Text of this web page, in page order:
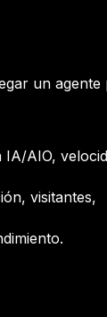
un agente
IA/AIO,
visitantes,